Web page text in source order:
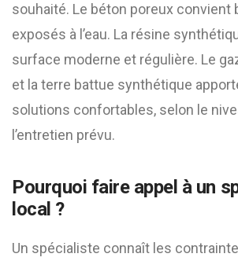
souhaité. Le béton poreux convient
exposés à l’eau. La résine
surface moderne et régulière. Le
et la terre battue synthétique
solutions confortables, selon le
l’entretien prévu.
Pourquoi faire appel à un
local ?
Un spécialiste connaît les